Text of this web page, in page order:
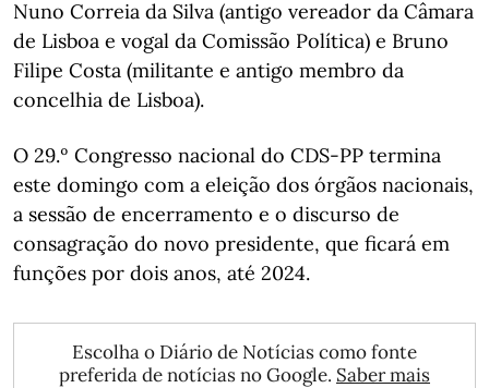
Nuno Correia da Silva (antigo vereador da Câmara
de Lisboa e vogal da Comissão Política) e Bruno
Filipe Costa (militante e antigo membro da
concelhia de Lisboa).
O 29.º Congresso nacional do CDS-PP termina
este domingo com a eleição dos órgãos nacionais,
a sessão de encerramento e o discurso de
consagração do novo presidente, que ficará em
funções por dois anos, até 2024.
Escolha o Diário de Notícias como fonte
preferida de notícias no Google. Saber mais